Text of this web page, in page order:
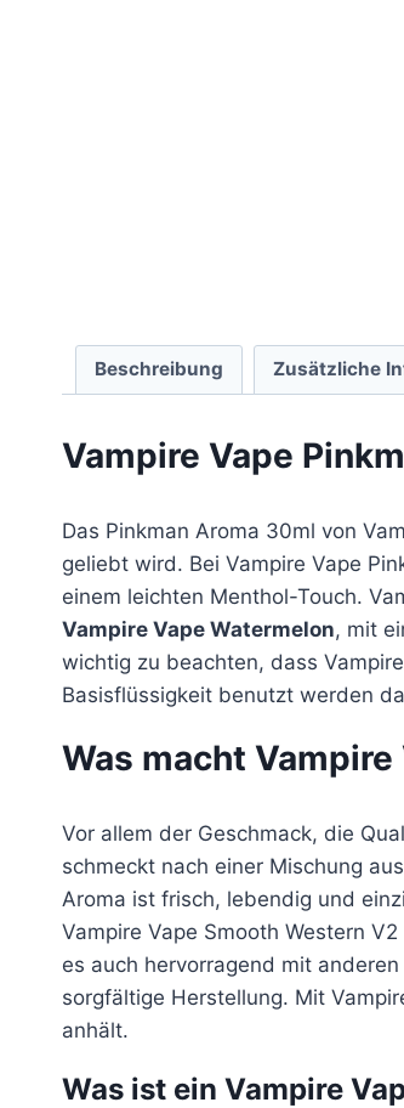
Beschreibung Zusätzliche
Vampire Vape
Das Pinkman Aroma 30ml von
geliebt wird. Bei Vampire Vape
einem leichten Menthol-Touch.
Vampire Vape Watermelon, mit
wichtig zu beachten, dass
Basisflüssigkeit benutzt werden
Was macht
Vor allem der Geschmack, die
schmeckt nach einer Mischung
Aroma ist frisch, lebendig und
Vampire Vape Smooth Western
es auch hervorragend mit
sorgfältige Herstellung. Mit
anhält.
Was ist ein Vampire